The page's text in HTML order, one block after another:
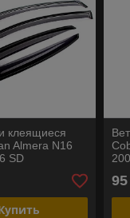
клеящиеся
Almera N16
SD
95